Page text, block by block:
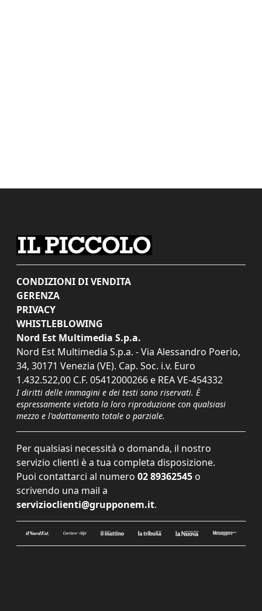
CONDIZIONI DI VENDITA
GERENZA
PRIVACY
WHISTLEBLOWING
Nord Est Multimedia S.p.a.
Nord Est Multimedia S.p.a. - Via Alessandro Poerio,
34, 30171 Venezia (VE). Cap. Soc. i.v. Euro
1.432.522,00 C.F. 05412000266 e REA VE-454332
I diritti delle immagini e dei testi sono riservati. È
espressamente vietata la loro riproduzione con qualsiasi
mezzo e l'adattamento totale o parziale.
Per qualsiasi necessità o domanda, il nostro
servizio clienti è a tua completa disposizione.
Puoi contattarci al numero 02 89362545 o
scrivendo una mail a
servizioclienti@grupponem.it.